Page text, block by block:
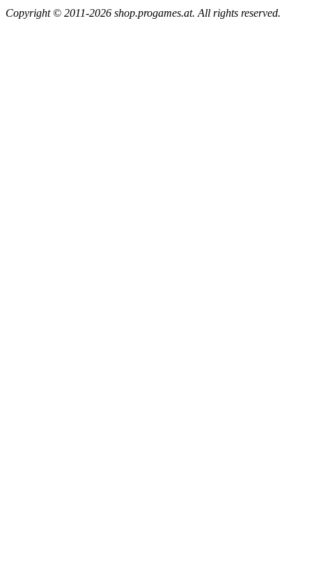
Copyright © 2011-2026 shop.progames.at. All rights reserved.